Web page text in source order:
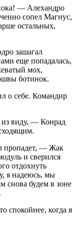
— Алехандро
сопел Магнус,
остальных,
зашагал
еще попадалась,
мох,
ботинок.
о себе. Командир
из виду, — Конрад
пропадет, — Жак
и сверился
отдохнуть
я надеюсь, мы
снова будем в зоне
спокойнее, когда я